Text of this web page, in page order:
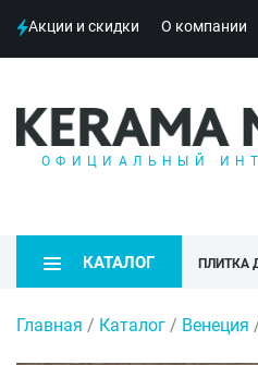
Акции и скидки О компании
ОФИЦИАЛЬНЫЙ
КАТАЛОГ ПЛИТКА
Главная / Каталог / Венеция